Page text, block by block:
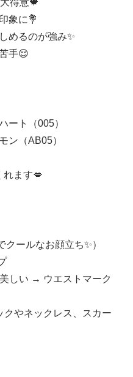
得意🍁
象に💐
めるのが強み✨
手😌
ート（005）
ン（AB05）
れます💋
ールなお顔立ち✨）
しい → ウエストマーク
やネックレス、スカー